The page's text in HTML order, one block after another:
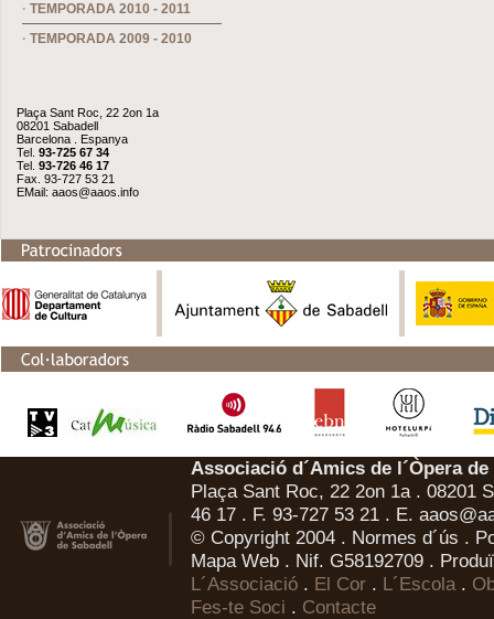
· TEMPORADA 2010 - 2011
· TEMPORADA 2009 - 2010
Plaça Sant Roc, 22 2on 1a
08201 Sabadell
Barcelona . Espanya
Tel. 93-725 67 34
Tel. 93-726 46 17
Fax. 93-727 53 21
EMail: aaos@aaos.info
Associació d´Amics de l´Òpera
Plaça Sant Roc, 22 2on 1a . 08201
46 17 . F. 93-727 53 21 . E.
© Copyright 2004 . Normes d´ús .
Mapa Web . Nif. G58192709 .
L´Associació . El Cor . L´Escola.
Fes-te Soci . Contacte